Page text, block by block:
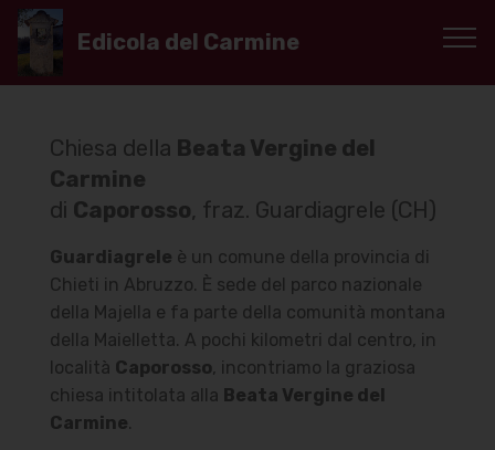
Chiesa della Beata Vergine del
Carmine
di Caporosso, fraz. Guardiagrele (CH)
Guardiagrele è un comune della provincia di
Chieti in Abruzzo. È sede del parco nazionale
della Majella e fa parte della comunità montana
della Maielletta. A pochi kilometri dal centro, in
località Caporosso, incontriamo la graziosa
chiesa intitolata alla Beata Vergine del
Carmine.
Edicola del Carmine